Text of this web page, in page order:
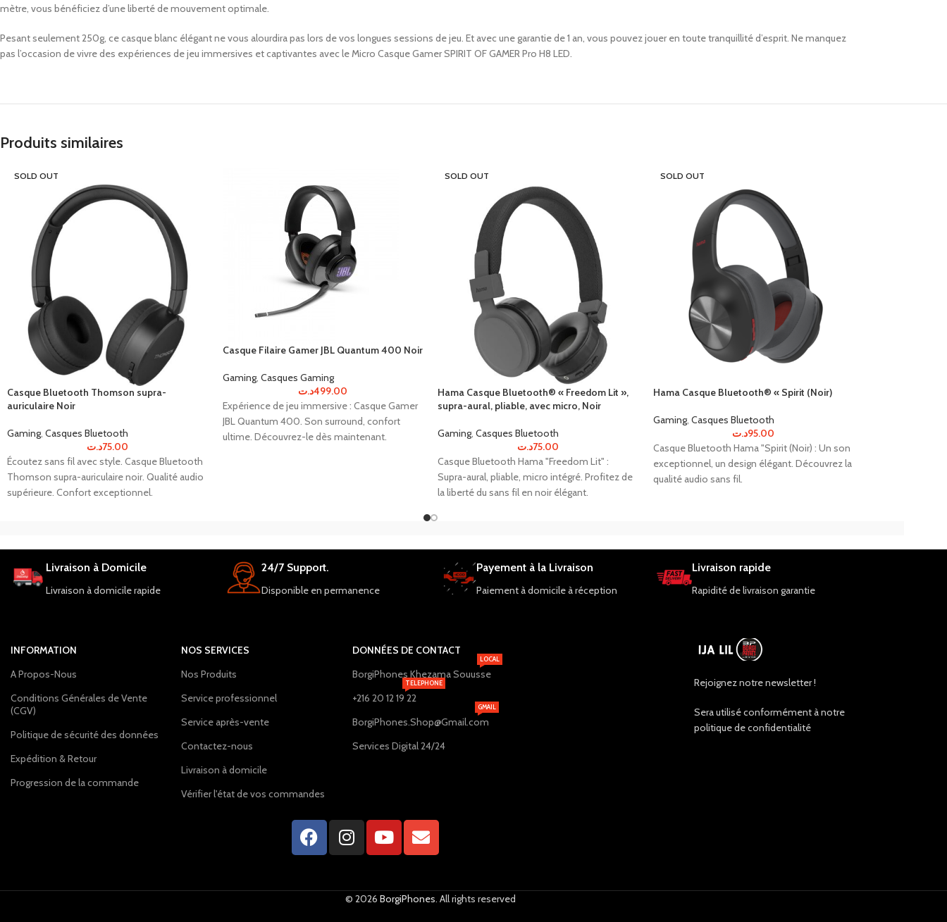
mètre, vous bénéficiez d’une liberté de mouvement optimale.
Pesant seulement 250g, ce casque blanc élégant ne vous alourdira pas lors de vos longues sessions de jeu. Et avec une garantie de 1 an, vous pouvez jouer en toute tranquillité d’esprit. Ne manquez
pas l’occasion de vivre des expériences de jeu immersives et captivantes avec le Micro Casque Gamer SPIRIT OF GAMER Pro H8 LED.
Produits similaires
SOLD OUT
Casque Bluetooth Thomson supra-
auriculaire Noir
Gaming Casques Bluetooth
75.00د.ت
Écoutez sans fil avec style. Casque Bluetooth
Thomson supra-auriculaire noir. Qualité audio
supérieure. Confort exceptionnel.
Casque Filaire Gamer JBL Quantum 400 Noir
Gaming, Casques Gaming
499.00د.ت
Expérience de jeu immersive : Casque Gamer
JBL Quantum 400. Son surround, confort
ultime. Découvrez-le dès maintenant.
SOLD OUT
Hama Casque Bluetooth® « Freedom Lit »,
supra-aural, pliable, avec micro, Noir
Gaming Casques Bluetooth
75.00د.ت
Casque Bluetooth Hama "Freedom Lit" :
Supra-aural, pliable, micro intégré. Profitez de
la liberté du sans fil en noir élégant.
SOLD OUT
Hama Casque Bluetooth® « Spirit (Noir)
Gaming, Casques Bluetooth
95.00د.ت
Casque Bluetooth Hama "Spirit (Noir) : Un son
exceptionnel, un design élégant. Découvrez la
qualité audio sans fil.
Livraison à Domicile
Livraison à domicile rapide
24/7 Support.
Disponible en permanence
Payement à la Livraison
Paiement à domicile à réception
Livraison rapide
Rapidité de livraison garantie
INFORMATION
A Propos-Nous
Conditions Générales de Vente
(CGV)
Politique de sécurité des données
Expédition & Retour
Progression de la commande
NOS SERVICES
Nos Produits
Service professionnel
Service après-vente
Contactez-nous
Livraison à domicile
Vérifier l'état de vos commandes
DONNÉES DE CONTACT
BorgiPhones Khezama Souusse
LOCAL
+216 20 12 19 22
TELEPHONE
BorgiPhones.Shop@Gmail.com
GMAIL
Services Digital 24/24
Rejoignez notre newsletter !
Sera utilisé conformément à notre
politique de confidentialité
© 2026 BorgiPhones. All rights reserved